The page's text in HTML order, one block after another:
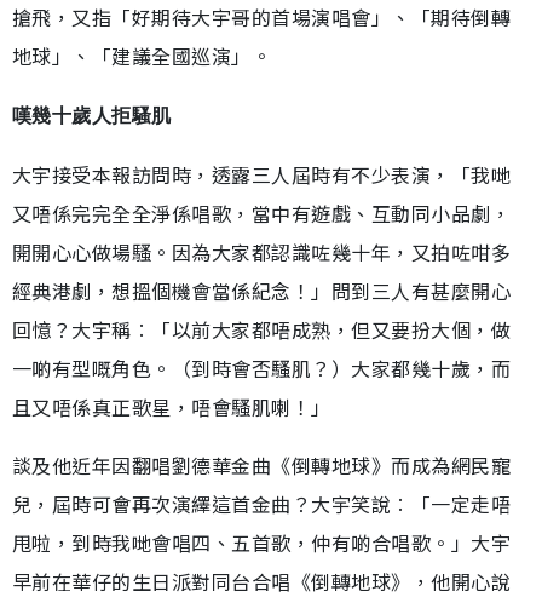
搶飛，又指「好期待大宇哥的首場演唱會」、「期待倒轉
地球」、「建議全國巡演」。
嘆幾十歲人拒騷肌
大宇接受本報訪問時，透露三人屆時有不少表演，「我哋
又唔係完完全全淨係唱歌，當中有遊戲、互動同小品劇，
開開心心做場騷。因為大家都認識咗幾十年，又拍咗咁多
經典港劇，想搵個機會當係紀念！」問到三人有甚麼開心
回憶？大宇稱︰「以前大家都唔成熟，但又要扮大個，做
一啲有型嘅角色。（到時會否騷肌？）大家都幾十歲，而
且又唔係真正歌星，唔會騷肌喇！」
談及他近年因翻唱劉德華金曲《倒轉地球》而成為網民寵
兒，屆時可會再次演繹這首金曲？大宇笑說︰「一定走唔
甩啦，到時我哋會唱四、五首歌，仲有啲合唱歌。」大宇
早前在華仔的生日派對同台合唱《倒轉地球》，他開心說